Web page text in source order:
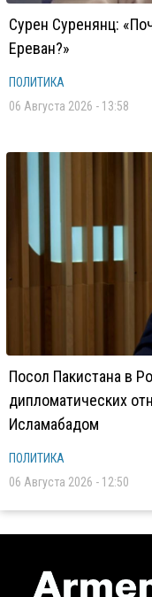
Сурен Суренянц:
Ереван?»
ПОЛИТИКА
06 Августа 2026 - 13:58
Посол Пакистана в
дипломатических
Исламабадом
ПОЛИТИКА
06 Августа 2026 - 12:50